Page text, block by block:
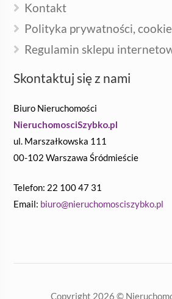
Kontakt
Polityka prywatności,
Regulamin sklepu
Skontaktuj się z nami
Biuro Nieruchomości
NieruchomosciSzybko.pl
ul. Marszałkowska 111
00-102 Warszawa Śródmieście
Telefon: 22 100 47 31
Email: biuro@nieruchomosciszybko.pl
Copyright 2026 ©